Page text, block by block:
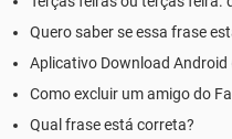
Quero saber se essa frase
Aplicativo Download Android
Como excluir um amigo do
Qual frase está correta?